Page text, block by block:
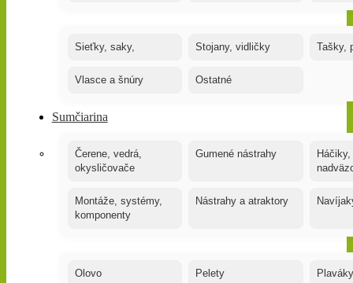
Sieťky, saky, Stojany, vidličky Tašky,
Vlasce a šnúry Ostatné
Sumčiarina
Čerene, vedrá,
okysličovače
Gumené nástrahy
Montáže, systémy,
komponenty
Nástrahy a atraktory
Olovo Pelety